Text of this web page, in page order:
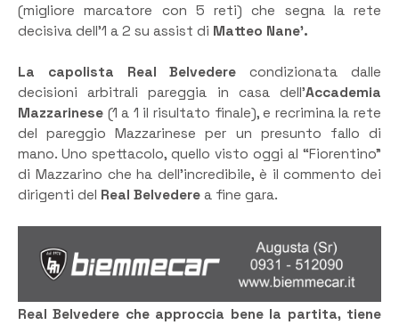
(migliore marcatore con 5 reti) che segna la rete
decisiva dell’1 a 2 su assist di Matteo Nane’.
La capolista Real Belvedere condizionata dalle
decisioni arbitrali pareggia in casa dell’Accademia
Mazzarinese (1 a 1 il risultato finale), e recrimina la rete
del pareggio Mazzarinese per un presunto fallo di
mano. Uno spettacolo, quello visto oggi al “Fiorentino”
di Mazzarino che ha dell’incredibile, è il commento dei
dirigenti del Real Belvedere a fine gara.
Real Belvedere che approccia bene la partita, tiene